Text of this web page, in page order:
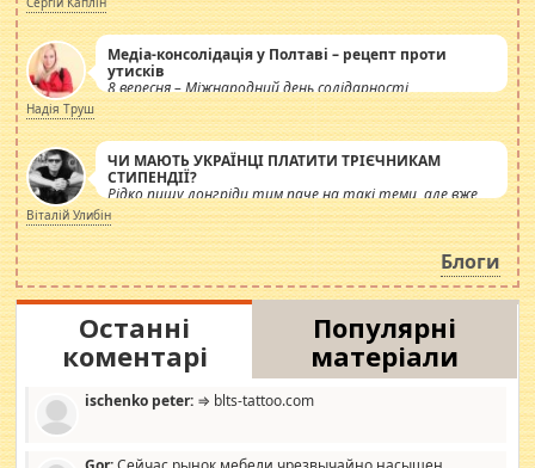
Медіа-консолідація у Полтаві – рецепт проти
утисків
8 вересня – Міжнародний день солідарності
журналістів.
Надія Труш
ЧИ МАЮТЬ УКРАЇНЦІ ПЛАТИТИ ТРІЄЧНИКАМ
СТИПЕНДІЇ?
Рідко пишу лонгріди тим паче на такі теми, але вже
просто дістало! Обурюють сьогоднішні інсенуації
навколо стипендіального питання. Штучно
роздувається ще одна соціальна катастрофа.
Віталій Улибін
Блоги
Останні
коментарі
Популярні
матеріали
ischenko peter: ⇒ blts-tattoo.com